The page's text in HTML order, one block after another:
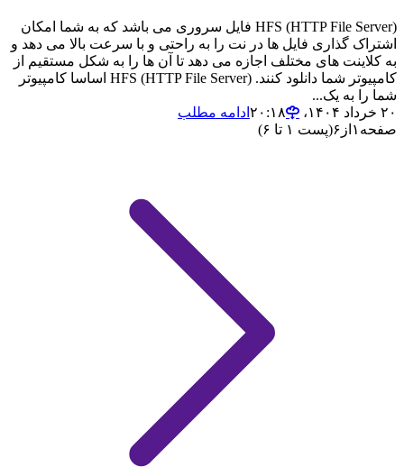
HFS (HTTP File Server) فایل سروری می باشد که به شما امکان
اشتراک گذاری فایل ها در نت را به راحتی و با سرعت بالا می دهد و
به کلاینت های مختلف اجازه می دهد تا آن ها را به شکل مستقیم از
کامپیوتر شما دانلود کنند. HFS (HTTP File Server) اساسا کامپیوتر
شما را به یک...
۲۰ خرداد ۱۴۰۴،‏ ۲۰:۱۸
ادامه مطلب
صفحه ۱ از ۶(پست ۱ تا ۶)